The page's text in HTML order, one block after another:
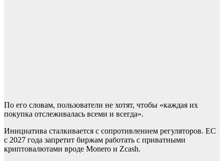
По его словам, пользователи не хотят, чтобы «каждая их
покупка отслеживалась всеми и всегда».
Инициатива сталкивается с сопротивлением регуляторов. ЕС
с 2027 года запретит биржам работать с приватными
криптовалютами вроде Monero и Zcash.